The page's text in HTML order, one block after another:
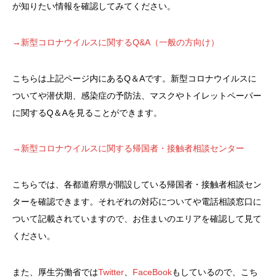
が知りたい情報を確認してみてください。
→新型コロナウイルスに関するQ&A（一般の方向け）
こちらは上記ページ内にあるQ＆Aです。新型コロナウイルスに
ついてや潜伏期、感染症の予防法、マスクやトイレットペーパー
に関するQ＆Aを見ることができます。
→新型コロナウイルスに関する帰国者・接触者相談センター
こちらでは、各都道府県が開設している帰国者・接触者相談セン
ターを確認できます。それぞれの対応についてや電話相談窓口に
ついて記載されていますので、お住まいのエリアを確認して見て
ください。
また、厚生労働省ではTwitter FaceBookもしているので、こち